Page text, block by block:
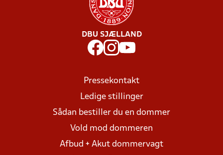
DBU SJÆLLAND
Pressekontakt
Ledige stillinger
Sådan bestiller du en dommer
Vold mod dommeren
Afbud + Akut dommervagt